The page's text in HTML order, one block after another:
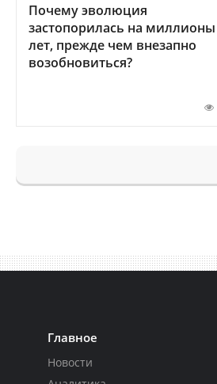
Почему эволюция
застопорилась на миллионы
лет, прежде чем внезапно
возобновиться?
Главное
Новости